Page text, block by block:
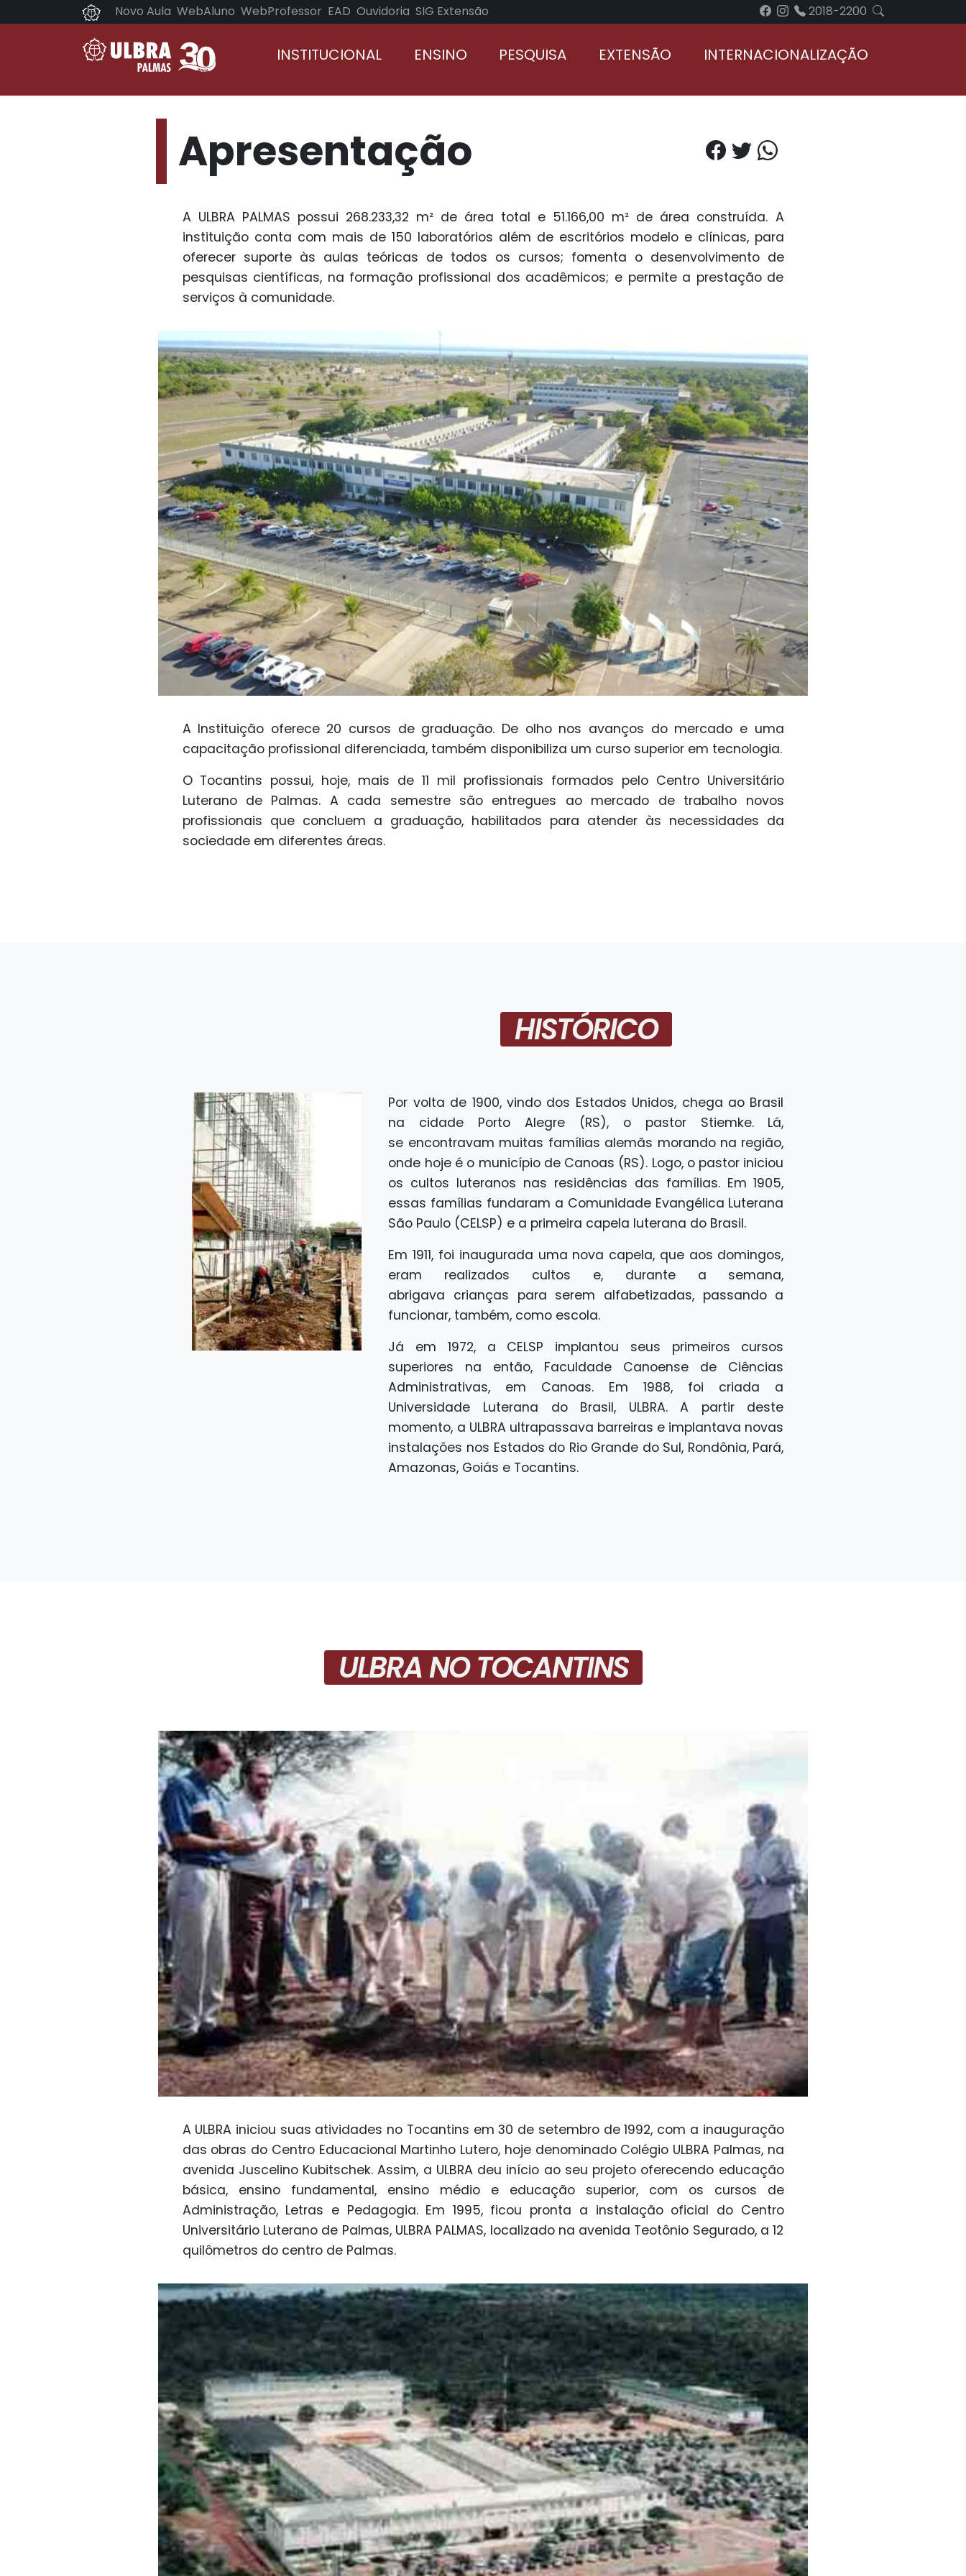
Novo Aula WebAluno WebProfessor EAD Ouvidoria SIG Extensão 2018-2200
INSTITUCIONAL ENSINO PESQUISA EXTENSÃO INTERNACIONALIZAÇÃO
Apresentação
A ULBRA PALMAS possui 268.233,32 m² de área total e 51.166,00 m² de área construída. A
instituição conta com mais de 150 laboratórios além de escritórios modelo e clínicas, para
oferecer suporte às aulas teóricas de todos os cursos; fomenta o desenvolvimento de
pesquisas científicas, na formação profissional dos acadêmicos; e permite a prestação de
serviços à comunidade.
A Instituição oferece 20 cursos de graduação. De olho nos avanços do mercado e uma
capacitação profissional diferenciada, também disponibiliza um curso superior em tecnologia.
O Tocantins possui, hoje, mais de 11 mil profissionais formados pelo Centro Universitário
Luterano de Palmas. A cada semestre são entregues ao mercado de trabalho novos
profissionais que concluem a graduação, habilitados para atender às necessidades da
sociedade em diferentes áreas.
HISTÓRICO
Por volta de 1900, vindo dos Estados Unidos, chega ao Brasil
na cidade Porto Alegre (RS), o pastor Stiemke. Lá,
se encontravam muitas famílias alemãs morando na região,
onde hoje é o município de Canoas (RS). Logo, o pastor iniciou
os cultos luteranos nas residências das famílias. Em 1905,
essas famílias fundaram a Comunidade Evangélica Luterana
São Paulo (CELSP) e a primeira capela luterana do Brasil.
Em 1911, foi inaugurada uma nova capela, que aos domingos,
eram realizados cultos e, durante a semana,
abrigava crianças para serem alfabetizadas, passando a
funcionar, também, como escola.
Já em 1972, a CELSP implantou seus primeiros cursos
superiores na então, Faculdade Canoense de Ciências
Administrativas, em Canoas. Em 1988, foi criada a
Universidade Luterana do Brasil, ULBRA. A partir deste
momento, a ULBRA ultrapassava barreiras e implantava novas
instalações nos Estados do Rio Grande do Sul, Rondônia, Pará,
Amazonas, Goiás e Tocantins.
ULBRA NO TOCANTINS
A ULBRA iniciou suas atividades no Tocantins em 30 de setembro de 1992, com a inauguração
das obras do Centro Educacional Martinho Lutero, hoje denominado Colégio ULBRA Palmas, na
avenida Juscelino Kubitschek. Assim, a ULBRA deu início ao seu projeto oferecendo educação
básica, ensino fundamental, ensino médio e educação superior, com os cursos de
Administração, Letras e Pedagogia. Em 1995, ficou pronta a instalação oficial do Centro
Universitário Luterano de Palmas, ULBRA PALMAS, localizado na avenida Teotônio Segurado, a 12
quilômetros do centro de Palmas.